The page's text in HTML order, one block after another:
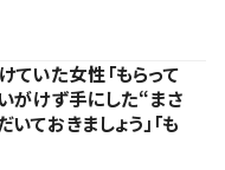
いた女性「もらって
がけず手にした“まさ
ておきましょう」「も